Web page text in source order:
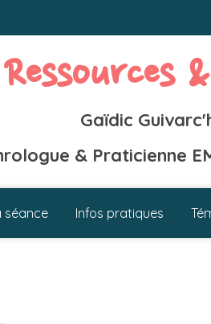
Ressources
Gaïdic
& Praticienne
séance Infos pratiques